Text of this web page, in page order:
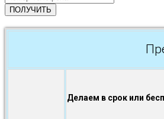
Делаем в срок или